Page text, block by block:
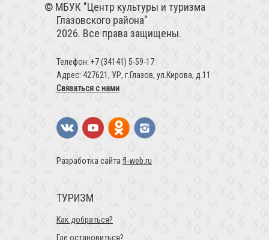
МБУК "Центр культуры и туризма
Глазовского района"
2026. Все права защищены.
Телефон: +7 (34141) 5-59-17
Адрес: 427621, УР, г.Глазов, ул.Кирова, д.11
Связаться с нами
Разработка сайта fl-web.ru
ТУРИЗМ
Как добраться?
Где остановиться?